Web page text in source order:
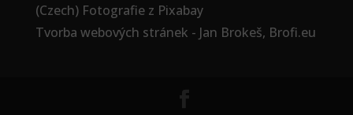
(Czech) Fotografie z Pixabay
Tvorba webových stránek - Jan Brokeš, Brofi.eu